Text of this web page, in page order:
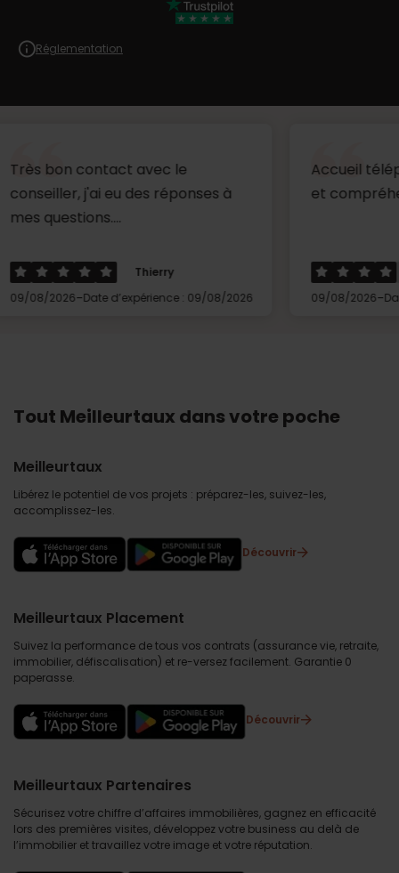
Réglementation
contact avec le
j'ai eu des réponses à
Thierry
Date d’expérience : 09/08/2026
Accueil téléphonique
et compréhensible ...
Hervé
09/08/2026
Date
Tout Meilleurtaux dans votre poche
Meilleurtaux
Libérez le potentiel de vos projets : préparez-les, suivez-les,
accomplissez-les.
Découvrir
Meilleurtaux Placement
Suivez la performance de tous vos contrats (assurance vie, retraite,
immobilier, défiscalisation) et re-versez facilement. Garantie 0
paperasse.
Découvrir
Meilleurtaux Partenaires
Sécurisez votre chiffre d’affaires immobilières, gagnez en efficacité
lors des premières visites, développez votre business au delà de
l’immobilier et travaillez votre image et votre réputation.